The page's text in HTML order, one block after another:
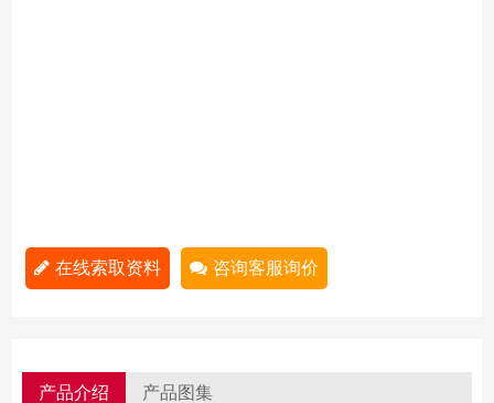
在线索取资料 咨询客服询价
产品介绍 产品图集